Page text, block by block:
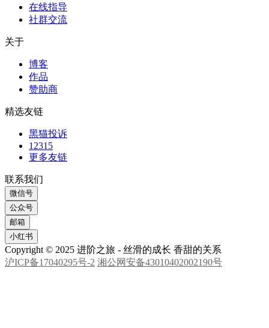
在线指导
社群交流
关于
博客
作品
赞助商
精选友链
黑猫投诉
12315
更多友链
联系我们
微信号
公众号
邮箱
小红书
Copyright © 2025 进阶之旅 - 丝滑的成长 香甜的关系
沪ICP备17040295号-2 湘公网安备43010402002190号